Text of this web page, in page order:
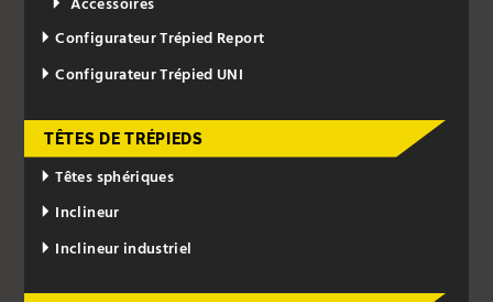
Accessoires
Configurateur Trépied Report
Configurateur Trépied UNI
TÊTES DE TRÉPIEDS
Têtes sphériques
Inclineur
Inclineur industriel